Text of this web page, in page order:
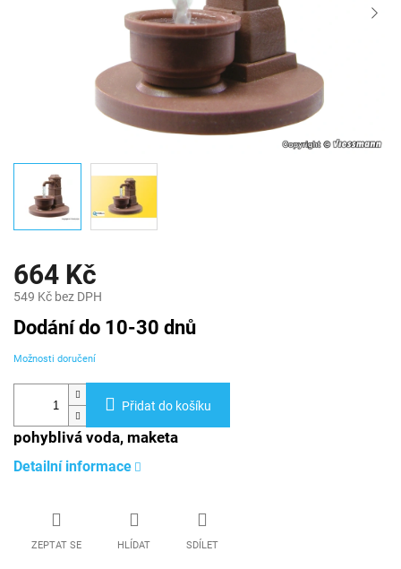
664 Kč
549 Kč bez DPH
Měrná
cena:
Dodání do 10-30 dnů
Možnosti doručení
Přidat do košíku
pohyblivá voda, maketa
Detailní informace
ZEPTAT SE HLÍDAT SDÍLET